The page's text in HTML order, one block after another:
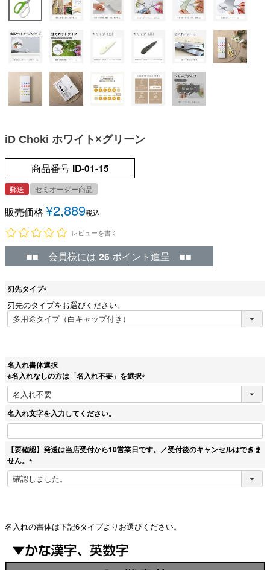
iD Choki ホワイト×グリーン
商品番号 ID-01-15
郵送 セミオーダー商品
販売価格 ¥2,889税込
レビューを書く
■■ 会員様には 26 ポイント進呈 ■■
刃先タイプ
(
必
須
刃先のタイプをお選びください。
名入れ書体選択
※名入れなしの方は「名入れ不要」を選択
(
必
)
名入れ文字を入力してください。
【要確認】発送は当店受付から10営業日です。／受付後のキャンセルはできま
せん。
(
必
名入れの書体は下記6タイプよりお選びください。